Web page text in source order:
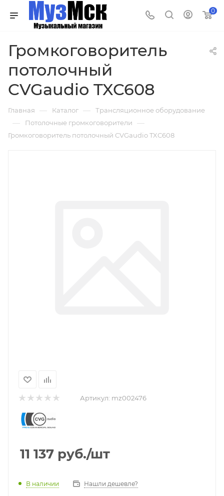
0
Громкоговоритель
потолочный
CVGaudio TXC608
Главная — Каталог — Трансляционное оборудование
— Потолочные громкоговорители —
Громкоговоритель потолочный CVGaudio TXC608
Артикул: mz002476
11 137 руб./шт
В наличии Нашли дешевле?